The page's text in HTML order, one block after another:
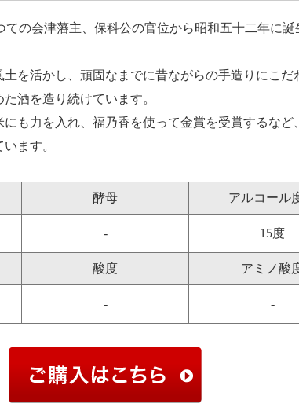
ての会津藩主、保科公の官位から昭和五十二年に誕
を活かし、頑固なまでに昔ながらの手造りにこだ
酒を造り続けています。
も力を入れ、福乃香を使って金賞を受賞するなど
ます。
酵母 アルコール
- 15度
酸度 アミノ酸
- -